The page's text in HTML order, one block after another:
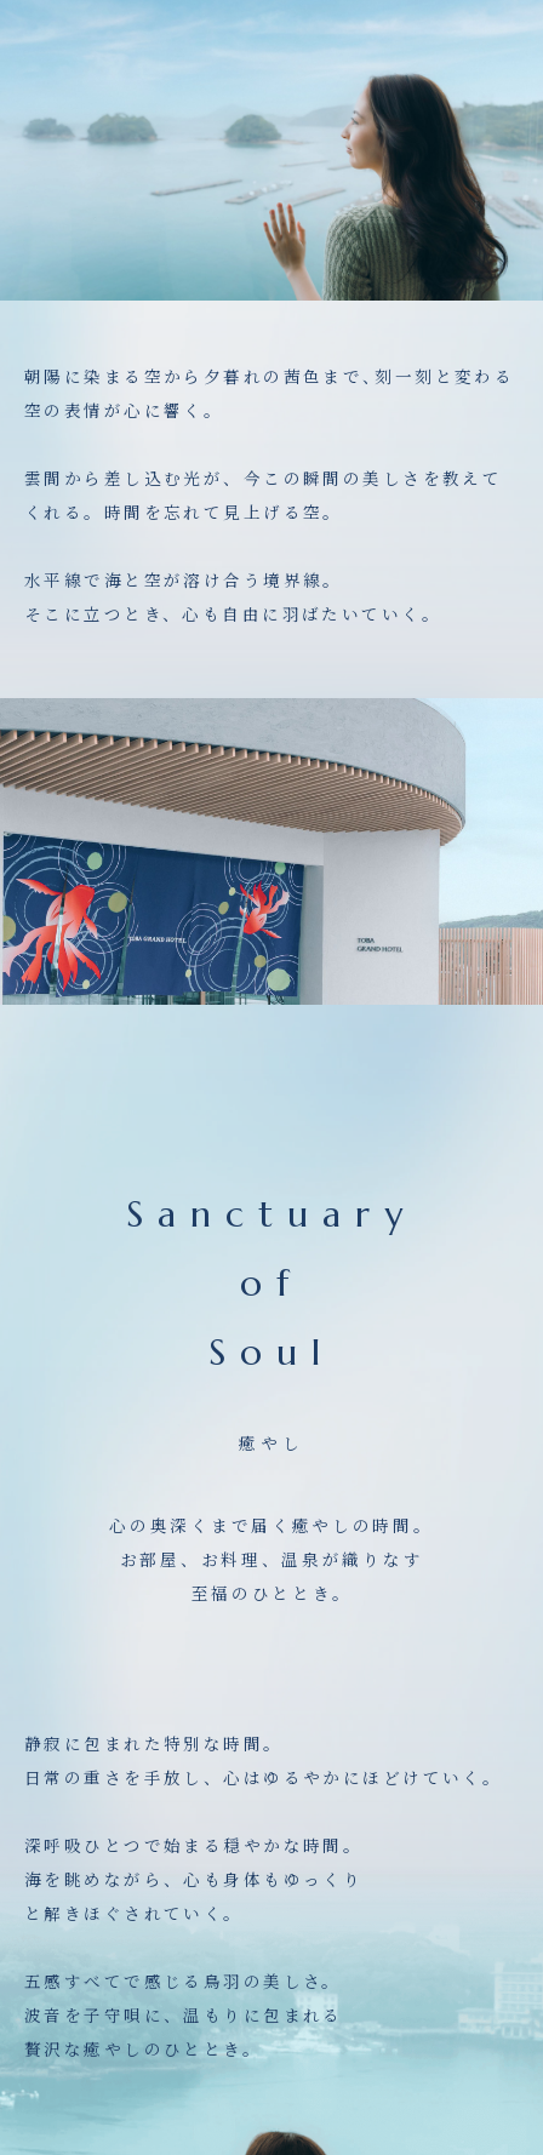
朝陽に染まる空から夕暮れの茜色まで 、刻一刻と変わる
空の表情が心に響く 。
雲間から差し込む光が、今この瞬間の美しさを教えて
くれる。時間を忘れて見上げる空。
水平線で海と空が溶け合う境界線。
そこに立つとき、心も自由に羽ばたいていく。
Sanctuary
of
Soul
癒やし
心の奥深くまで届く癒やしの時間。
お部屋、お料理、温泉が織りなす
至福のひととき。
静寂に包まれた特別な時間。
日常の重さを手放し、心はゆるやかにほどけていく。
深呼吸ひとつで始まる穏やかな時間。
海を眺めながら、心も身体もゆっくり
と解きほぐされていく。
五感すべてで感じる鳥羽の美しさ。
波音を子守唄に、温もりに包まれる
贅沢な癒やしのひととき。